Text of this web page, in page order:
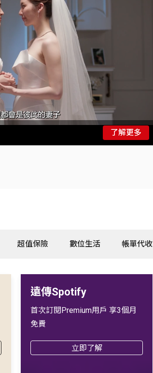
了解更多
超值保險 數位生活 帳單代收
遠傳Spotify
首次訂閱Premium用戶 享3個月
免費
立即了解